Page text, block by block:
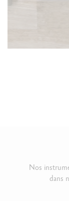
Nos
dans